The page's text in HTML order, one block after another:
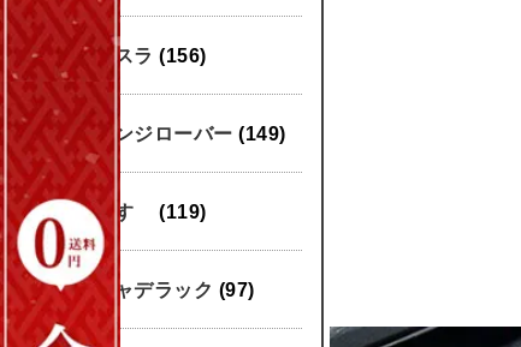
テスラ (156)
レンジローバー (149)
いすゞ (119)
キャデラック (97)